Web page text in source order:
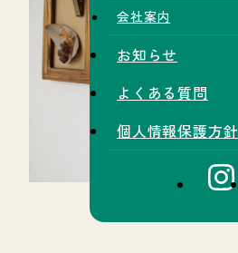
会社案内
お知らせ
よくある質問
個人情報保護方針